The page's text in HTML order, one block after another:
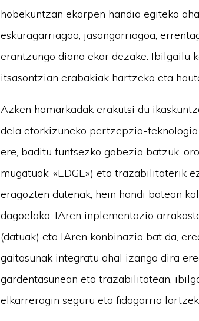
hobekuntzan ekarpen handia egiteko
eskuragarriagoa, jasangarriagoa,
erantzungo diona ekar dezake. Ibilgailu
itsasontzian erabakiak hartzeko eta
Azken hamarkadak erakutsi du
dela etorkizuneko pertzepzio-
ere, baditu funtsezko gabezia batzuk,
mugatuak: «EDGE») eta trazabilitaterik
eragozten dutenak, hein handi batean
dagoelako. IAren inplementazio
(datuak) eta IAren konbinazio bat da,
gaitasunak integratu ahal izango dira
gardentasunean eta trazabilitatean,
elkarreragin seguru eta fidagarria